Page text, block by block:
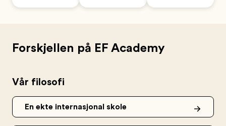
Forskjellen på EF Academy
Vår filosofi
En ekte internasjonal skole